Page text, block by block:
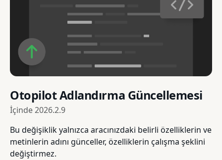
Otopilot Adlandırma Güncellemesi
İçinde2026.2.9
Bu değişiklik yalnızca aracınızdaki belirli özelliklerin ve
metinlerin adını günceller, özelliklerin çalışma şeklini
değiştirmez.